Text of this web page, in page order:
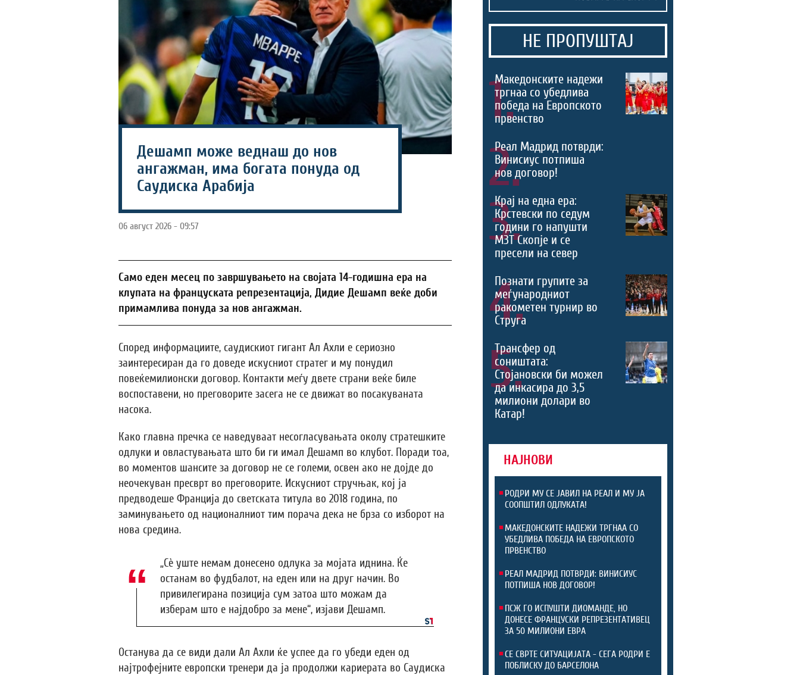
Дешамп може веднаш до нов
ангажман, има богата понуда од
Саудиска Арабија
06 август 2026 - 09:57
Само еден месец по завршувањето на својата 14-годишна ера на
клупата на француската репрезентација, Дидие Дешамп веќе доби
примамлива понуда за нов ангажман.
Според информациите, саудискиот гигант Ал Ахли е сериозно
заинтересиран да го доведе искусниот стратег и му понудил
повеќемилионски договор. Контакти меѓу двете страни веќе биле
воспоставени, но преговорите засега не се движат во посакуваната
насока.
Како главна пречка се наведуваат несогласувањата околу стратешките
одлуки и овластувањата што би ги имал Дешамп во клубот. Поради тоа,
во моментов шансите за договор не се големи, освен ако не дојде до
неочекуван пресврт во преговорите. Искусниот стручњак, кој ја
предводеше Франција до светската титула во 2018 година, по
заминувањето од националниот тим порача дека не брза со изборот на
нова средина.
„Сè уште немам донесено одлука за мојата иднина. Ќе
останам во фудбалот, на еден или на друг начин. Во
привилегирана позиција сум затоа што можам да
изберам што е најдобро за мене“, изјави Дешамп.
Останува да се види дали Ал Ахли ќе успее да го убеди еден од
најтрофејните европски тренери да ја продолжи кариерата во Саудиска
НЕ ПРОПУШТАЈ
1.
Македонските надежи
тргнаа со убедлива
победа на Европското
првенство
2.
Реал Мадрид потврди:
Винисиус потпиша
нов договор!
3.
Крај на една ера:
Крстевски по седум
години го напушти
МЗТ Скопје и се
пресели на север
4.
Познати групите за
меѓународниот
ракометен турнир во
Струга
5.
Трансфер од
соништата:
Стојановски би можел
да инкасира до 3,5
милиони долари во
Катар!
НАЈНОВИ
РОДРИ МУ СЕ ЈАВИЛ НА РЕАЛ И МУ ЈА
СООПШТИЛ ОДЛУКАТА!
МАКЕДОНСКИТЕ НАДЕЖИ ТРГНАА СО
УБЕДЛИВА ПОБЕДА НА ЕВРОПСКОТО
ПРВЕНСТВО
РЕАЛ МАДРИД ПОТВРДИ: ВИНИСИУС
ПОТПИША НОВ ДОГОВОР!
ПСЖ ГО ИСПУШТИ ДИОМАНДЕ, НО
ДОНЕСЕ ФРАНЦУСКИ РЕПРЕЗЕНТАТИВЕЦ
ЗА 50 МИЛИОНИ ЕВРА
СЕ СВРТЕ СИТУАЦИЈАТА - СЕГА РОДРИ Е
ПОБЛИСКУ ДО БАРСЕЛОНА